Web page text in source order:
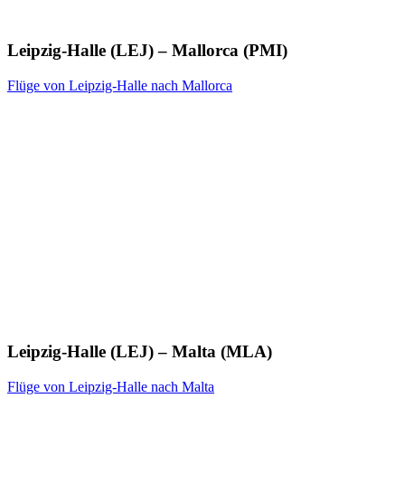
Leipzig-Halle (LEJ) – Mallorca (PMI)
Flüge von Leipzig-Halle nach Mallorca
Leipzig-Halle (LEJ) – Malta (MLA)
Flüge von Leipzig-Halle nach Malta